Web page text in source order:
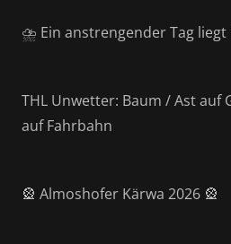
⛈️ Ein anstrengender Tag
THL Unwetter: Baum / Ast auf
auf Fahrbahn
🎡 Almoshofer Kärwa 2026 🎡